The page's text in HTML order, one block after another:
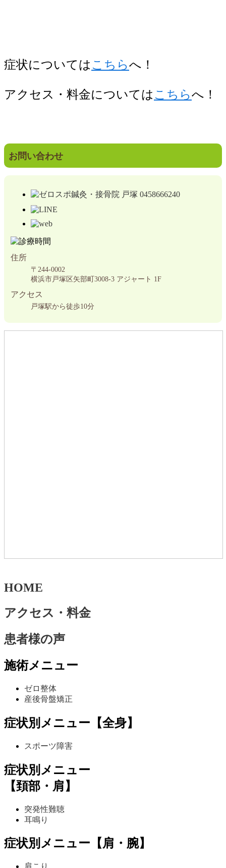
症状については こちらへ！
アクセス・料金については こちらへ！
お問い合わせ
住所
〒244-0002
横浜市戸塚区矢部町3008-3 アジャート 1F
アクセス
戸塚駅から徒歩10分
HOME
アクセス・料金
患者様の声
施術メニュー
ゼロ整体
産後骨盤矯正
症状別メニュー【全身】
スポーツ障害
症状別メニュー
【頚部・肩】
突発性難聴
耳鳴り
症状別メニュー【肩・腕】